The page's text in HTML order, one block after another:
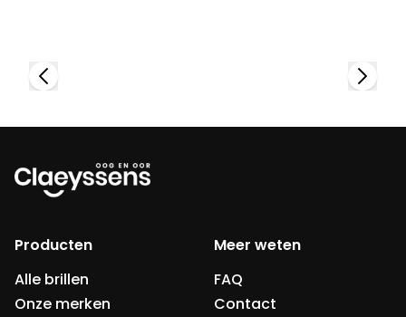
Producten
Alle brillen
Onze merken
Meer weten
FAQ
Contact